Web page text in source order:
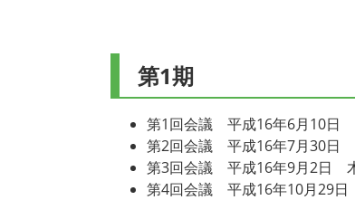
第1期
第1回会議 平成16年6月10
第2回会議 平成16年7月30日
第3回会議 平成16年9月2日
第4回会議 平成16年10月29